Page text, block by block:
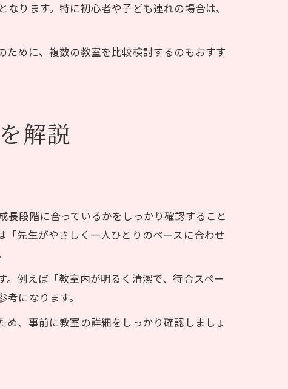
ります。特に初心者や子ども連れの場合は、
めに、複数の教室を比較検討するのもおすす
解説
段階に合っているかをしっかり確認すること
先生がやさしく一人ひとりのペースに合わせ
例えば「教室内が明るく清潔で、待合スペー
になります。
、事前に教室の詳細をしっかり確認しましょ